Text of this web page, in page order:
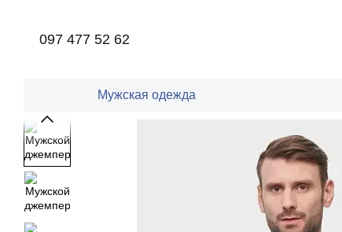
097 477 52 62
Мужская одежда